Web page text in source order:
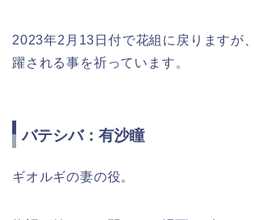
2023年2月13日付で花組に戻りますが
躍される事を祈っています。
バテシバ：有沙瞳
ギオルギの妻の役。